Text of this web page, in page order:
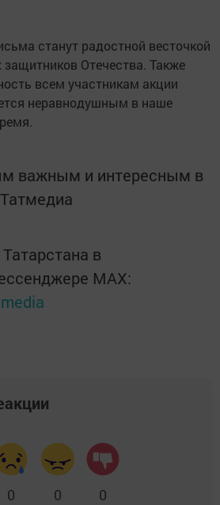
станут радостной весточкой
Отечества. Также
всем участникам акции
неравнодушным в наше
важным и интересным в
Татмедиа
в
MАХ:
0 0 0